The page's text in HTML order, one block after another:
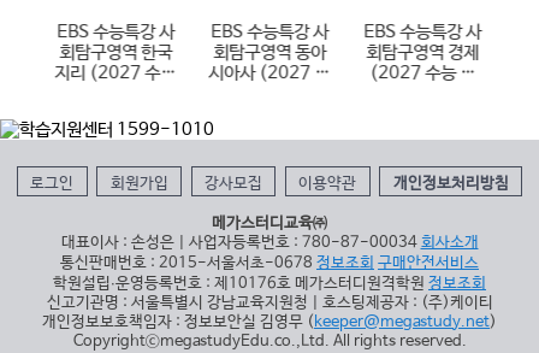
EBS 수능특강 사
회탐구영역 한국
지리 (2027 수능
EBS 수능특강 사
회탐구영역 동아
시아사 (2027 수
EBS 수능특강 사
회탐구영역 경제
(2027 수능 대
로그인 회원가입 강사모집 이용약관 개인정보처리방침
메가스터디교육㈜
대표이사 : 손성은 | 사업자등록번호 : 780-87-00034 회사소개
통신판매번호 : 2015-서울서초-0678 정보조회 구매안전서비스
학원설립∙운영등록번호 : 제10176호 메가스터디원격학원 정보조회
신고기관명 : 서울특별시 강남교육지원청 | 호스팅제공자 : (주)케이티
개인정보보호책임자 : 정보보안실 김영무 (keeper@megastudy.net)
CopyrightⓒmegastudyEdu.co.,Ltd. All rights reserved.